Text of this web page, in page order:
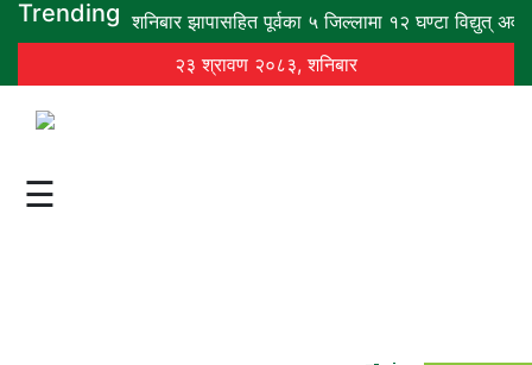
Trending शनिबार झापासहित पूर्वका ५ जिल्लामा १२ घण्टा विद्युत्
२३ श्रावण २०८३, शनिबार
☰